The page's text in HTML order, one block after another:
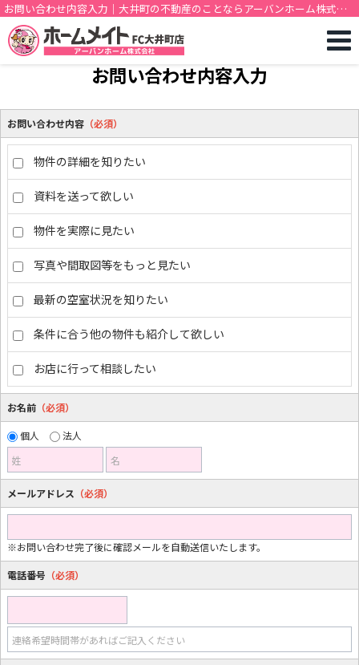
お問い合わせ内容入力｜大井町の不動産のことならアーバンホーム株式会
社
お問い合わせ内容入力
お問い合わせ内容 （必須）
物件の詳細を知りたい
資料を送って欲しい
物件を実際に見たい
写真や間取図等をもっと見たい
最新の空室状況を知りたい
条件に合う他の物件も紹介して欲しい
お店に行って相談したい
お名前 （必須）
個人
法人
姓
名
メールアドレス （必須）
※お問い合わせ完了後に確認メールを自動送信いたします。
電話番号 （必須）
連絡希望時間帯があればご記入ください